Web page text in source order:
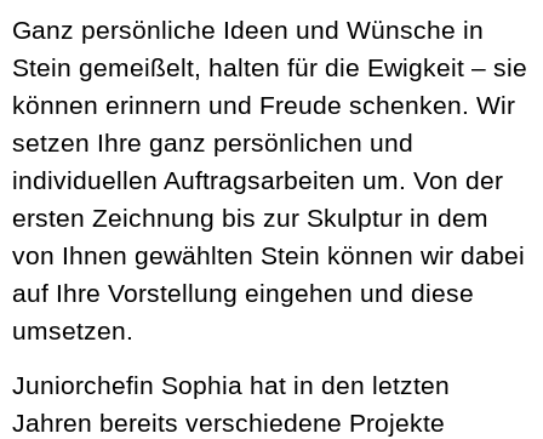
Ganz persönliche Ideen und Wünsche in
Stein gemeißelt, halten für die Ewigkeit – sie
können erinnern und Freude schenken. Wir
setzen Ihre ganz persönlichen und
individuellen Auftragsarbeiten um. Von der
ersten Zeichnung bis zur Skulptur in dem
von Ihnen gewählten Stein können wir dabei
auf Ihre Vorstellung eingehen und diese
umsetzen.
Juniorchefin Sophia hat in den letzten
Jahren bereits verschiedene Projekte